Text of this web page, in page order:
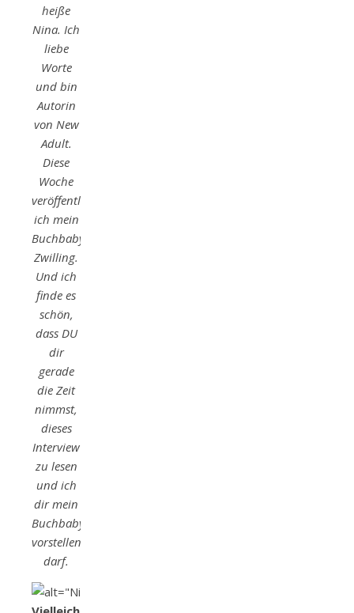
heiße
Nina. Ich
liebe
Worte
und bin
Autorin
von New
Adult.
Diese
Woche
veröffentliche
ich mein
Buchbaby-
Zwilling.
Und ich
finde es
schön,
dass DU
dir
gerade
die Zeit
nimmst,
dieses
Interview
zu lesen
und ich
dir mein
Buchbaby
vorstellen
darf.